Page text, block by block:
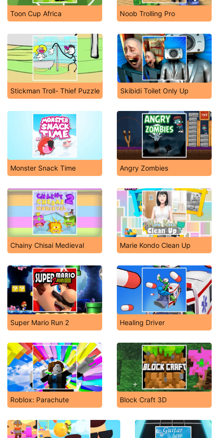
Toon Cup Africa Noob Trolling Pro
Stickman Troll- Thief Puzzle Skibidi Toilet Only Up
Monster Snack Time Angry Zombies
Chainy Chisai Medieval Marie Kondo Clean Up
Super Mario Run 2 Healing Driver
Roblox: Parachute Block Craft 3D